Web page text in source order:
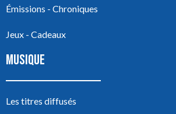
Émissions - Chroniques
Jeux - Cadeaux
MUSIQUE
Les titres diffusés